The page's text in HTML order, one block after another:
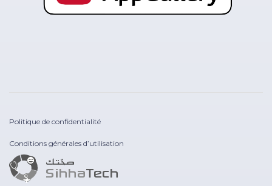
Politique de confidentialité
Conditions générales d’utilisation